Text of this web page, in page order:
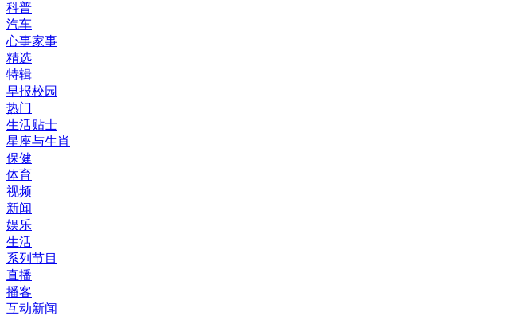
科普
汽车
心事家事
精选
特辑
早报校园
热门
生活贴士
星座与生肖
保健
体育
视频
新闻
娱乐
生活
系列节目
直播
播客
互动新闻